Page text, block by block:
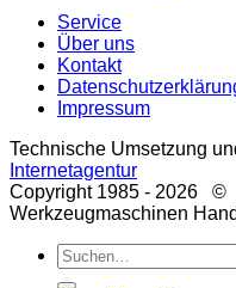
Service
Über uns
Kontakt
Impressum
Technische Umsetzung
Internetagentur
Copyright 1985 - 2026 ©
Werkzeugmaschinen
Suche
nach: